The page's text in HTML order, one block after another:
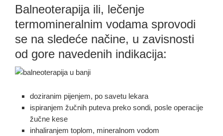
Balneoterapija ili, lečenje
termomineralnim vodama sprovodi
se na sledeće načine, u zavisnosti
od gore navedenih indikacija:
doziranim pijenjem, po savetu lekara
ispiranjem žučnih puteva preko sondi, posle operacije
žučne kese
inhaliranjem toplom, mineralnom vodom